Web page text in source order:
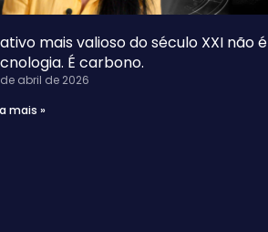
mais valioso do século XXI não é
É carbono.
abril de 2026
mais »